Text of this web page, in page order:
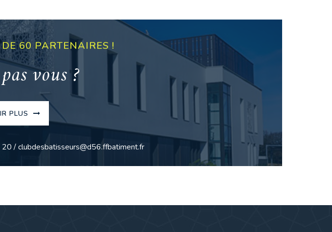
60 PARTENAIRES !
vous ?
PLUS
/ clubdesbatisseurs@d56.ffbatiment.fr